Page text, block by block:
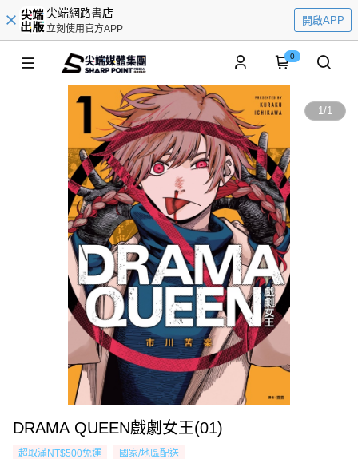
尖端網路書店
立刻使用官方APP
開啟APP
0
1/1
DRAMA QUEEN戲劇女王(01)
超取滿NT$500免運 國家/地區配送